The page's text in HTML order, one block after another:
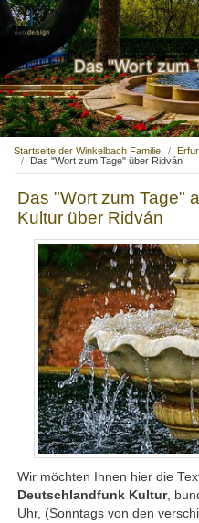
Das "Wort zum
Startseite der Winkelbach Familie
Das "Wort zum Tage" über Ridván
Das "Wort zum Tage"
Kultur über Ridván
Wir möchten Ihnen hier die
Deutschlandfunk Kultur,
Uhr, (Sonntags von den